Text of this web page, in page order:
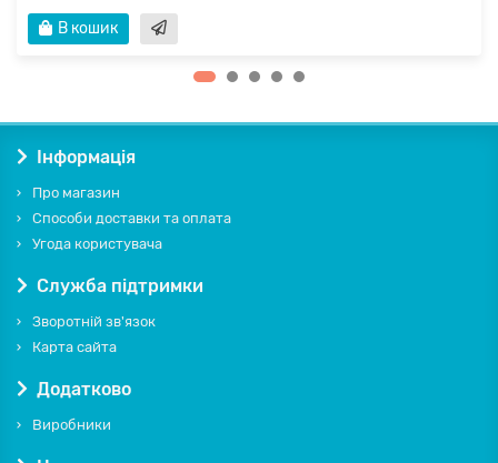
В кошик
Інформація
Про магазин
Способи доставки та оплата
Угода користувача
Служба підтримки
Зворотній зв'язок
Карта сайта
Додатково
Виробники